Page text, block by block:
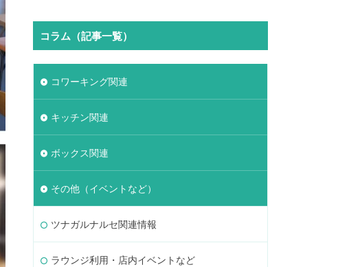
コラム（記事一覧）
コワーキング関連
キッチン関連
ボックス関連
その他（イベントなど）
ツナガルナルセ関連情報
ラウンジ利用・店内イベントなど